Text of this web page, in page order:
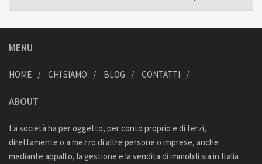
MENU
HOME CHI SIAMO BLOG CONTATTI
ABOUT
La società ha per oggetto, per conto proprio e di terzi,
direttamente o a mezzo di altre persone o imprese, anche
mediante appalto, la gestione e la vendita di immobili sia in Italia